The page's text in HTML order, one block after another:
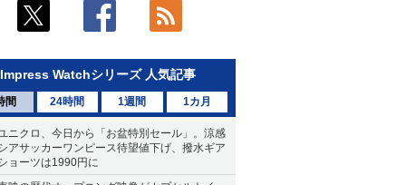
Impress Watchシリーズ 人気記事
間 24時間 1週間 1カ月
ニクロ、今日から「お盆特別セール」。涼感
アサッカーワンピース待望値下げ、撥水ギア
ョーツは1990円に